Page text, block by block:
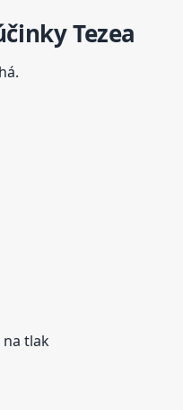
Tezea
na tlak